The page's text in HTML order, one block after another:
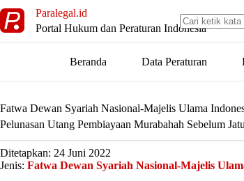
to
content
Paralegal.id
Portal Hukum dan Peraturan Indonesia
Beranda Data Peraturan
Fatwa Dewan Syariah Nasional-Majelis Ulama
Pelunasan Utang Pembiayaan Murabahah Sebelum
Ditetapkan: 24 Juni 2022
Jenis: Fatwa Dewan Syariah Nasional-Majelis